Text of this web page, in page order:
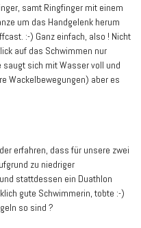
samt Ringfinger mit einem
um das Handgelenk herum
:-) Ganz einfach, also ! Nicht
auf das Schwimmen nur
sich mit Wasser voll und
Wackelbewegungen) aber es
erfahren, dass für unsere zwei
zu niedriger
stattdessen ein Duathlon
gute Schwimmerin, tobte :-)
so sind ?